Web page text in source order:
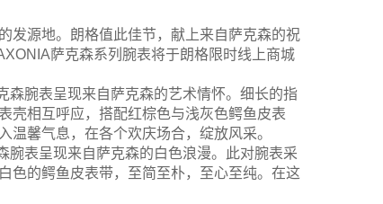
发源地。朗格值此佳节，献上来自萨克森的祝
萨克森系列腕表将于朗格限时线上商城
森腕表呈现来自萨克森的艺术情怀。细长的指
壳相互呼应，搭配红棕色与浅灰色鳄鱼皮表
馨气息，在各个欢庆场合，绽放风采。
表呈现来自萨克森的白色浪漫。此对腕表采
色的鳄鱼皮表带，至简至朴，至心至纯。在这